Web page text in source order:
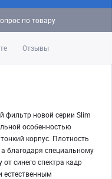
по товару
Отзывы
фильтр новой серии Slim
особенностью
корпус. Плотность
а благодаря специальному
синего спектра кадр
естественным